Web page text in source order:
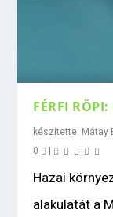
FÉRFI
készítette: Mátay
0
Hazai
alakulatát a